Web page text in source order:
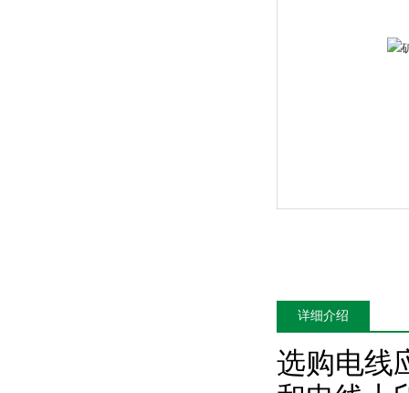
详细介绍
选购电线